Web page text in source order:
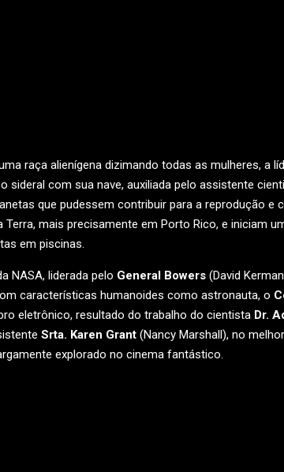
raça alienígena dizimando todas as mulheres, a
sideral com sua nave, auxiliada pelo assistente
que pudessem contribuir para a reprodução e
mais precisamente em Porto Rico, e iniciam
em piscinas.
NASA, liderada pelo General Bowers (David
características humanoides como astronauta, o
eletrônico, resultado do trabalho do cientista Dr.
Srta. Karen Grant (Nancy Marshall), no
explorado no cinema fantástico.